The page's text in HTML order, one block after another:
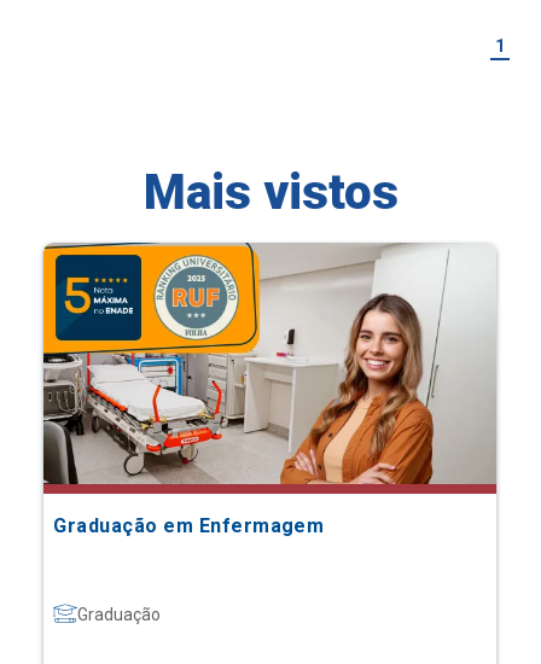
1
Mais vistos
Graduação em Enfermagem
Graduação